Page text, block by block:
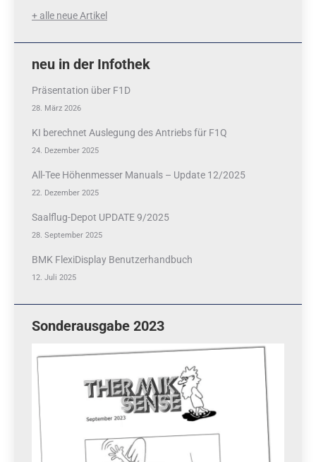
+ alle neue Artikel
neu in der Infothek
Präsentation über F1D
28. März 2026
KI berechnet Auslegung des Antriebs für F1Q
24. Dezember 2025
All-Tee Höhenmesser Manuals – Update 12/2025
22. Dezember 2025
Saalflug-Depot UPDATE 9/2025
28. September 2025
BMK FlexiDisplay Benutzerhandbuch
12. Juli 2025
Sonderausgabe 2023